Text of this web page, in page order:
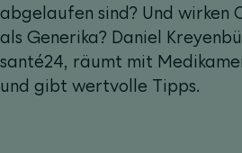
abgelaufen sind? Und wirken
als Generika? Daniel
santé24, räumt mit
und gibt wertvolle Tipps.